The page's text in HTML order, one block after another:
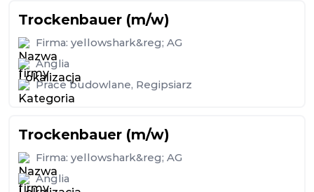
Trockenbauer (m/w)
Firma: yellowshark&reg; AG
Anglia
Prace budowlane, Regipsiarz
Trockenbauer (m/w)
Firma: yellowshark&reg; AG
Anglia